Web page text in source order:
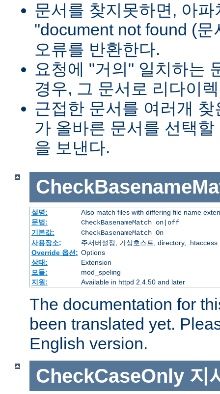
문서를 찾지못하면, 아
"document not found (
오류를 반환한다.
요청에 "거의" 일치하는
경우, 그 문서로 리다이
근접한 문서를 여러개
가 올바른 문서를 선택
을 보낸다.
설명:
Also match files with differing file name
문법:
CheckBasenameMatch on|off
기본값:
CheckBasenameMatch On
사용장소:
주서버설정, 가상호스트, directory, .htaccess
Override 옵션: Options
상태:
Extension
모듈:
mod_speling
지원:
Available in httpd 2.4.50 and later
The documentation for
been translated yet.
English version.
CheckCaseOnly 지